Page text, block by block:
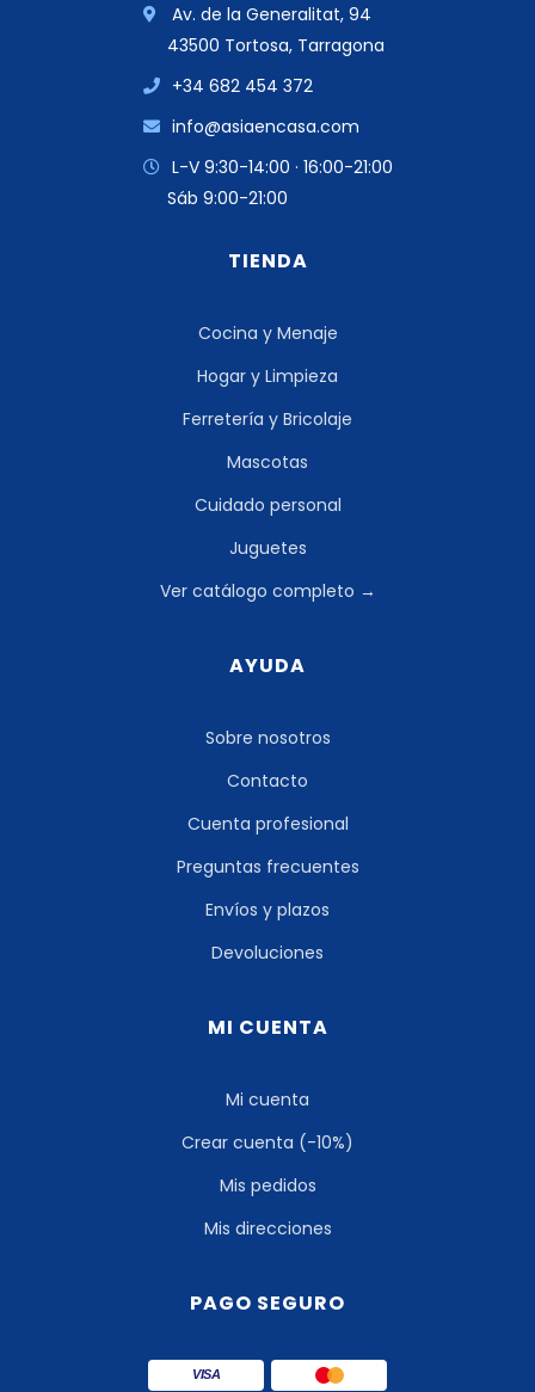
Av. de la Generalitat, 94
43500 Tortosa, Tarragona
+34 682 454 372
info@asiaencasa.com
L-V 9:30-14:00 · 16:00-21:00
Sáb 9:00-21:00
TIENDA
Cocina y Menaje
Hogar y Limpieza
Ferretería y Bricolaje
Mascotas
Cuidado personal
Juguetes
Ver catálogo completo →
AYUDA
Sobre nosotros
Contacto
Cuenta profesional
Preguntas frecuentes
Envíos y plazos
Devoluciones
MI CUENTA
Mi cuenta
Crear cuenta (-10%)
Mis pedidos
Mis direcciones
PAGO SEGURO
VISA